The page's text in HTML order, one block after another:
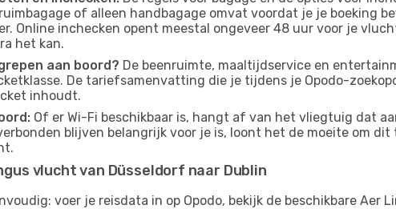
of alleen handbagage omvat voordat je je boeking
Online inchecken opent meestal ongeveer 48 uur voor je
het kan.
aan boord? De beenruimte, maaltijdservice en
De tariefsamenvatting die je tijdens je Opodo-
inhoudt.
Of er Wi-Fi beschikbaar is, hangt af van het vliegtuig dat
blijven belangrijk voor je is, loont het de moeite om
vlucht van Düsseldorf naar Dublin
voer je reisdata in op Opodo, bekijk de beschikbare